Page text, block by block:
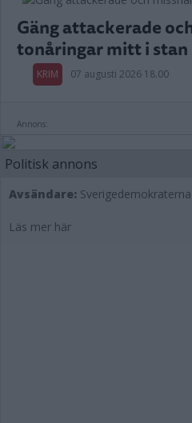
Gäng attackerade
tonåringar mitt i stan
KRIM 07 augusti 2026 18.00
Annons:
Politisk annons
Avsändare:
Läs mer här